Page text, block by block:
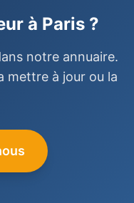
à Paris ?
notre annuaire.
mettre à jour ou la